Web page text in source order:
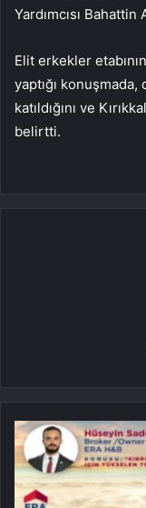
Yardımcısı
Elit erkekler
yaptığı
katıldığını ve
belirtti.